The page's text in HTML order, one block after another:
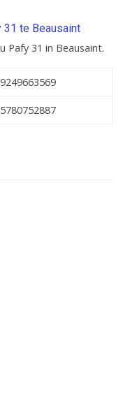
31 te Beausaint
Pafy 31 in Beausaint.